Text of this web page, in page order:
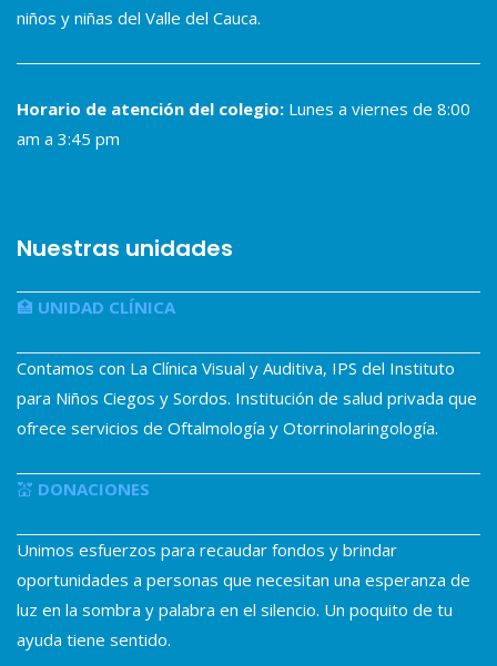
niños y niñas del Valle del Cauca.
Horario de atención del colegio: Lunes a viernes de 8:00
am a 3:45 pm
Nuestras unidades
🏥 UNIDAD CLÍNICA
Contamos con La Clínica Visual y Auditiva, IPS del Instituto
para Niños Ciegos y Sordos. Institución de salud privada que
ofrece servicios de Oftalmología y Otorrinolaringología.
💒 DONACIONES
Unimos esfuerzos para recaudar fondos y brindar
oportunidades a personas que necesitan una esperanza de
luz en la sombra y palabra en el silencio. Un poquito de tu
ayuda tiene sentido.